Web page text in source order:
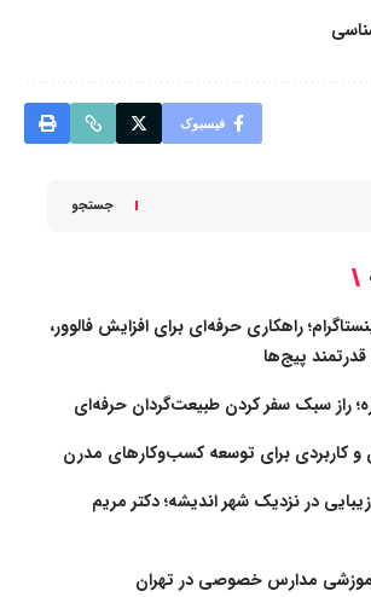
فیسبوک
جستجو
راهکاری حرفه‌ای برای افزایش فالوور،
پیج‌ها
راز سبک سفر کردن طبیعت‌گردان حرفه‌ای
و کاربردی برای توسعه کسب‌وکارهای مدرن
در نزدیک شهر اندیشه؛ دکتر مریم
مدارس خصوصی در تهران